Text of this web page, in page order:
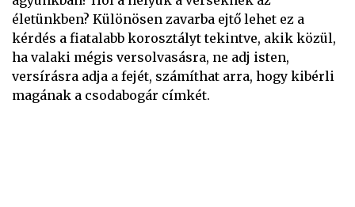
életünkben? Különösen zavarba ejtő lehet ez a
kérdés a fiatalabb korosztályt tekintve, akik közül,
ha valaki mégis versolvasásra, ne adj isten,
versírásra adja a fejét, számíthat arra, hogy kibérli
magának a csodabogár címkét.